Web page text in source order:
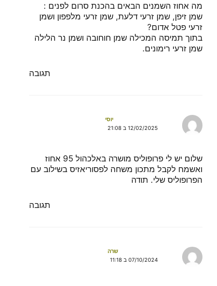
מה אחוז השמנים הבאים בהכנת סרום לפנים :
שמן זיפן, שמן זרעי דלעת, שמן זרעי מלפפון ושמן
זרעי פטל אדום?
בתוך תמיסה המכילה שמן חוחובה ושמן נר הלילה
שמן זרעי רימונים.
תגובה
יוסי
12/02/2025 ב 21:08
שלום יש לי פרופוליס מושרה באלכהול 95 אחוז
ואשמח לקבל מתכון משחה לפסוריאזיס בשילוב עם
הפרופוליס שלי. תודה
תגובה
שרה
07/10/2024 ב 11:18